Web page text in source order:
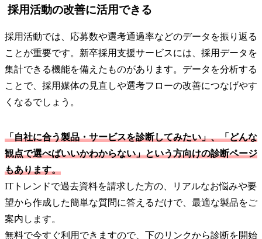
採用活動の改善に活用できる
採用活動では、応募数や選考通過率などのデータを振り返る
ことが重要です。新卒採用支援サービスには、採用データを
集計できる機能を備えたものがあります。データを分析する
ことで、採用媒体の見直しや選考フローの改善につなげやす
くなるでしょう。
「自社に合う製品・サービスを診断してみたい」、「どんな
観点で選べばいいかわからない」という方向けの診断ページ
もあります。
ITトレンドで過去資料を請求した方の、リアルなお悩みや要
望から作成した簡単な質問に答えるだけで、最適な製品をご
案内します。
無料で今すぐ利用できますので、下のリンクから診断を開始